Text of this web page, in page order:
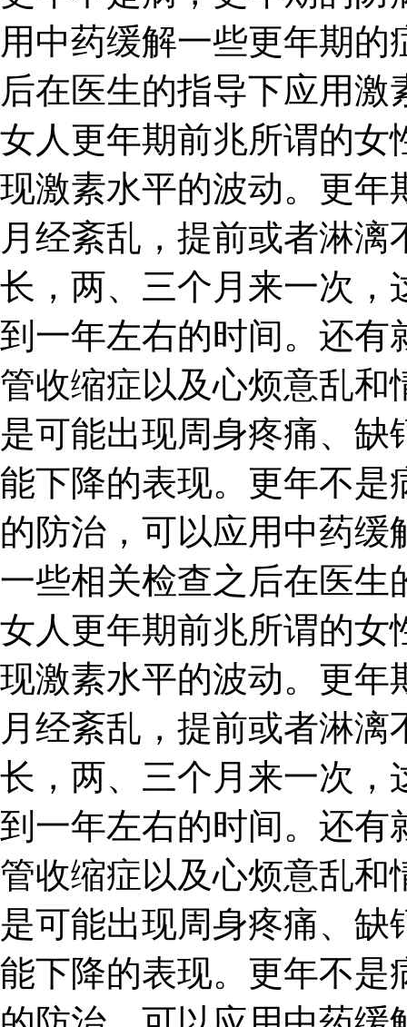
用中药缓解一些更年期
后在医生的指导下应用
女人更年期前兆所谓的女
现激素水平的波动。更年
月经紊乱，提前或者淋
长，两、三个月来一次，
到一年左右的时间。还有
管收缩症以及心烦意乱和
是可能出现周身疼痛、
能下降的表现。更年不是
的防治，可以应用中药
一些相关检查之后在医生
女人更年期前兆所谓的女
现激素水平的波动。更年
月经紊乱，提前或者淋
长，两、三个月来一次，
到一年左右的时间。还有
管收缩症以及心烦意乱和
是可能出现周身疼痛、
能下降的表现。更年不是